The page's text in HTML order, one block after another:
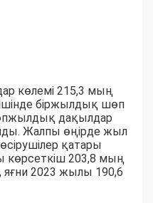
көлемі 215,3 мың
біржылдық шөп
дақылдар
Жалпы өңірде жыл
қатары
көрсеткіш 203,8 мың
яғни 2023 жылы 190,6